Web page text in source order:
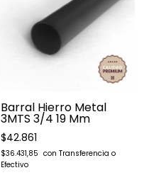
Barral Hierro Metal
3MTS 3/4 19 Mm
$42.861
$36.431,85